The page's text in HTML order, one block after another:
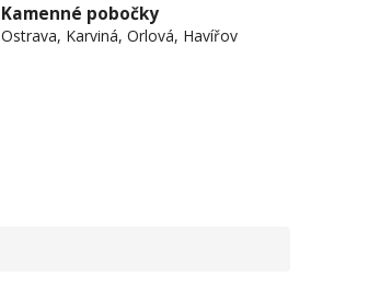
Kamenné pobočky
Ostrava, Karviná, Orlová, Havířov